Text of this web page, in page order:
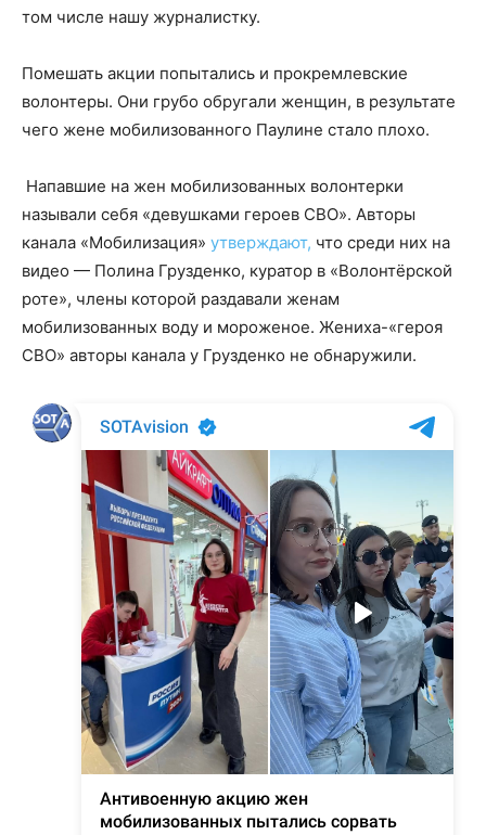
том числе нашу журналистку.
Помешать акции попытались и прокремлевские
волонтеры. Они грубо обругали женщин, в результате
чего жене мобилизованного Паулине стало плохо.
Напавшие на жен мобилизованных волонтерки
называли себя «девушками героев СВО». Авторы
канала «Мобилизация» утверждают, что среди них на
видео — Полина Грузденко, куратор в «Волонтёрской
роте», члены которой раздавали женам
мобилизованных воду и мороженое. Жениха-«героя
СВО» авторы канала у Грузденко не обнаружили.